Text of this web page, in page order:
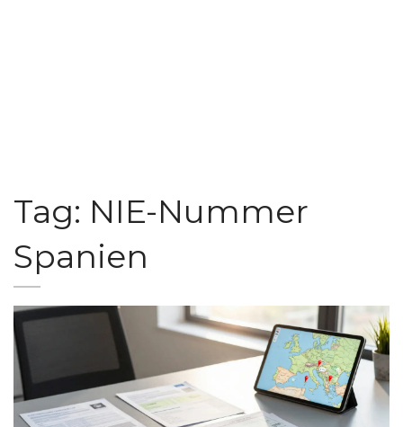
Tag: NIE-Nummer
Spanien